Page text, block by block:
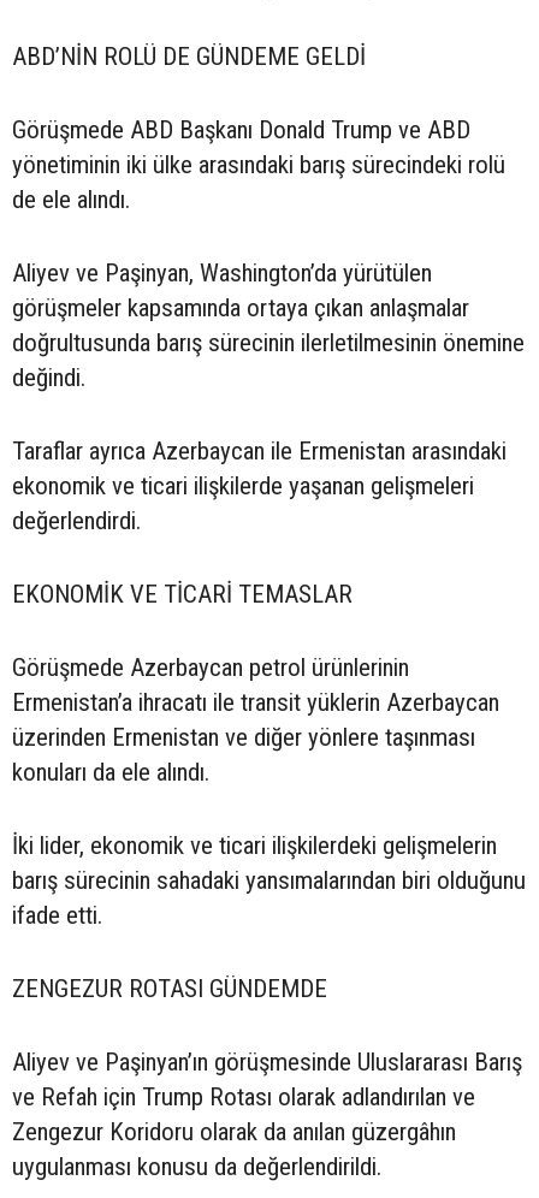
ABD’NİN ROLÜ DE GÜNDEME GELDİ
Görüşmede ABD Başkanı Donald Trump ve ABD
yönetiminin iki ülke arasındaki barış sürecindeki rolü
de ele alındı.
Aliyev ve Paşinyan, Washington’da yürütülen
görüşmeler kapsamında ortaya çıkan anlaşmalar
doğrultusunda barış sürecinin ilerletilmesinin önemine
değindi.
Taraflar ayrıca Azerbaycan ile Ermenistan arasındaki
ekonomik ve ticari ilişkilerde yaşanan gelişmeleri
değerlendirdi.
EKONOMİK VE TİCARİ TEMASLAR
Görüşmede Azerbaycan petrol ürünlerinin
Ermenistan’a ihracatı ile transit yüklerin Azerbaycan
üzerinden Ermenistan ve diğer yönlere taşınması
konuları da ele alındı.
İki lider, ekonomik ve ticari ilişkilerdeki gelişmelerin
barış sürecinin sahadaki yansımalarından biri olduğunu
ifade etti.
ZENGEZUR ROTASI GÜNDEMDE
Aliyev ve Paşinyan’ın görüşmesinde Uluslararası Barış
ve Refah için Trump Rotası olarak adlandırılan ve
Zengezur Koridoru olarak da anılan güzergâhın
uygulanması konusu da değerlendirildi.